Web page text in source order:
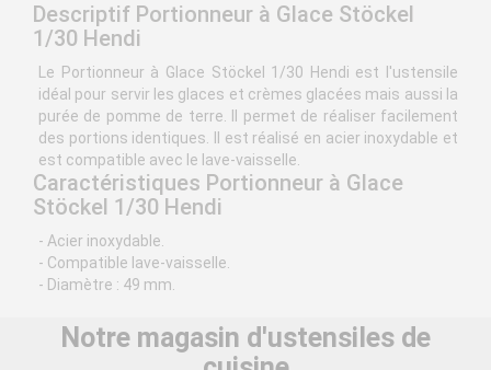
Descriptif Portionneur à Glace Stöckel
1/30 Hendi
Le Portionneur à Glace Stöckel 1/30 Hendi est l'ustensile
idéal pour servir les glaces et crèmes glacées mais aussi la
purée de pomme de terre. Il permet de réaliser facilement
des portions identiques. Il est réalisé en acier inoxydable et
est compatible avec le lave-vaisselle.
Caractéristiques Portionneur à Glace
Stöckel 1/30 Hendi
- Acier inoxydable.
- Compatible lave-vaisselle.
- Diamètre : 49 mm.
Notre magasin d'ustensiles de